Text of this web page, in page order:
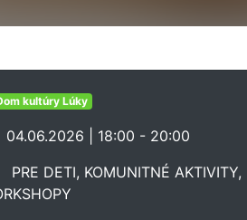
kultúry Lúky
04.06.2026 | 18:00 - 20:00
PRE DETI, KOMUNITNÉ AKTIVITY,